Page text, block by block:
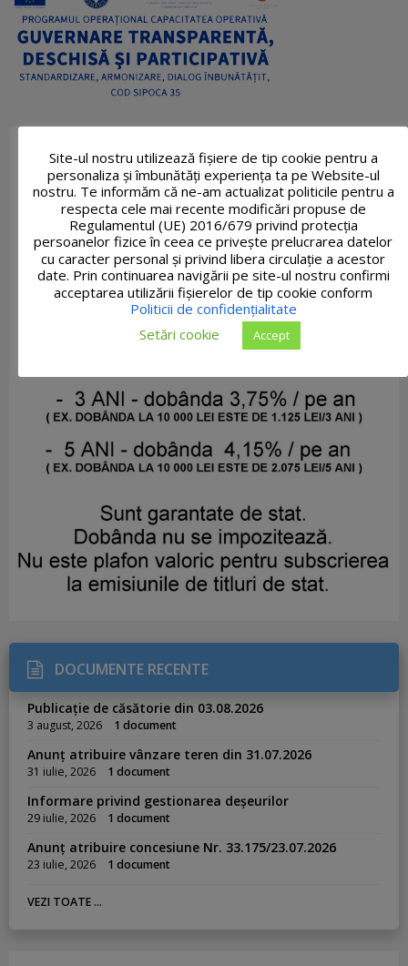
DOCUMENTE RECENTE
Publicație de căsătorie din 03.08.2026
3 august, 2026 1 document
Anunț atribuire vânzare teren din 31.07.2026
31 iulie, 2026 1 document
Informare privind gestionarea deșeurilor
29 iulie, 2026 1 document
Anunț atribuire concesiune Nr. 33.175/23.07.2026
23 iulie, 2026 1 document
VEZI TOATE ...
Site-ul nostru utilizează fişiere de tip cookie pentru a
personaliza și îmbunătăți experiența ta pe Website-ul
nostru. Te informăm că ne-am actualizat politicile pentru a
respecta cele mai recente modificări propuse de
Regulamentul (UE) 2016/679 privind protecția
persoanelor fizice în ceea ce privește prelucrarea datelor
cu caracter personal și privind libera circulație a acestor
date. Prin continuarea navigării pe site-ul nostru confirmi
acceptarea utilizării fişierelor de tip cookie conform
Politicii de confidențialitate
Setări cookie
Accept